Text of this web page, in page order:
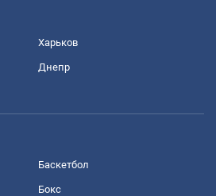
Харьков
Днепр
Баскетбол
Бокс